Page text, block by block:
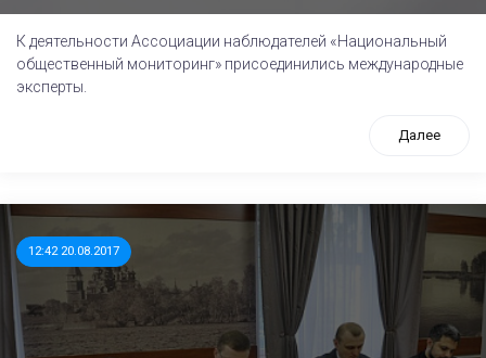
К деятельности Ассоциации наблюдателей «Национальный
общественный мониторинг» присоединились международные
эксперты.
Далее
12:42 20.08.2017